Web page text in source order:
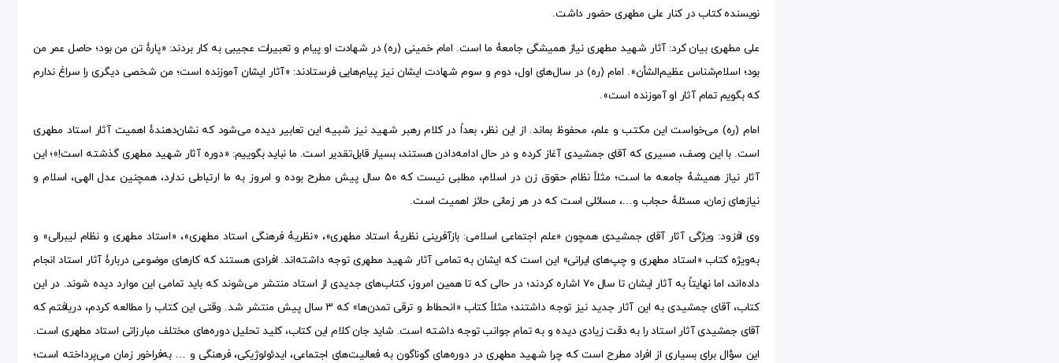
نویسنده کتاب در کنار علی مطهری حضور داشت.
علی مطهری بیان کرد: آثار شهید مطهری نیاز همیشگی جامعۀ ما است. امام خمینی (ره) در شهادت او پیام و تعبیرات عجیبی به کار بردند: «پارۀ تن من بود؛ حاصل عمر من
بود؛ اسلام‌شناس عظیم‌الشأن». امام (ره) در سال‌های اول، دوم و سوم شهادت ایشان نیز پیام‌هایی فرستادند: «آثار ایشان آموزنده است؛ من شخصی دیگری را سراغ ندارم
که بگویم تمام آثار او آموزنده است».
امام (ره) می‌خواست این مکتب و علم، محفوظ بماند. از این نظر، بعداً در کلام رهبر شهید نیز شبیه این تعابیر دیده می‌شود که نشان‌دهندۀ اهمیت آثار استاد مطهری
است. با این وصف، مسیری که آقای جمشیدی آغاز کرده و در حال ادامه‌دادن هستند، بسیار قابل‌تقدیر است. ما نباید بگوییم: «دوره آثار شهید مطهری گذشته است!»؛ این
آثار نیاز همیشۀ جامعه ما است؛ مثلاً نظام حقوق زن در اسلام، مطلبی نیست که ۵۰ سال پیش مطرح بوده و امروز به ما ارتباطی ندارد، همچنین عدل الهی، اسلام و
نیازهای زمان، مسئلۀ حجاب و…، مسائلی است که در هر زمانی حائز اهمیت است.
وی افزود: ویژگی آثار آقای جمشیدی همچون «علم اجتماعی اسلامی: بازآفرینی نظریۀ استاد مطهری»، «نظریۀ فرهنگی استاد مطهری»، «استاد مطهری و نظام لیبرالی» و
به‌ویژه کتاب «استاد مطهری و چپ‌های ایرانی» این است که ایشان به تمامی آثار شهید مطهری توجه داشته‌اند. افرادی هستند که کارهای موضوعی دربارۀ آثار استاد انجام
داده‌اند، اما نهایتاً به آثار ایشان تا سال ۷۰ اشاره کردند؛ در حالی که تا همین امروز، کتاب‌های جدیدی از استاد منتشر می‌شوند که باید تمامی این موارد دیده شوند. در این
کتاب، آقای جمشیدی به این آثار جدید نیز توجه داشتند؛ مثلاً کتاب «انحطاط و ترقی تمدن‌ها» که ۳ سال پیش منتشر شد. وقتی این کتاب را مطالعه کردم، دریافتم که
آقای جمشیدی آثار استاد را به دقت زیادی دیده و به تمام جوانب توجه داشته است. شاید جان کلام این کتاب، کلید تحلیل دوره‌های مختلف مبارزاتی استاد مطهری است.
این سؤال برای بسیاری از افراد مطرح است که چرا شهید مطهری در دوره‌های گوناگون به فعالیت‌های اجتماعی، ایدئولوژیکی، فرهنگی و … به‌فراخور زمان می‌پرداخته است؛